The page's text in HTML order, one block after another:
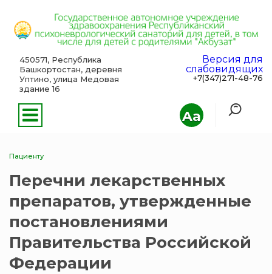
Aa
450571, Республика
Башкортостан, деревня
Уптино, улица Медовая
здание 16
Версия для
слабовидящих
+7(347)271-48-76
Пациенту
Перечни лекарственных
препаратов, утвержденные
постановлениями
Правительства Российской
Федерации